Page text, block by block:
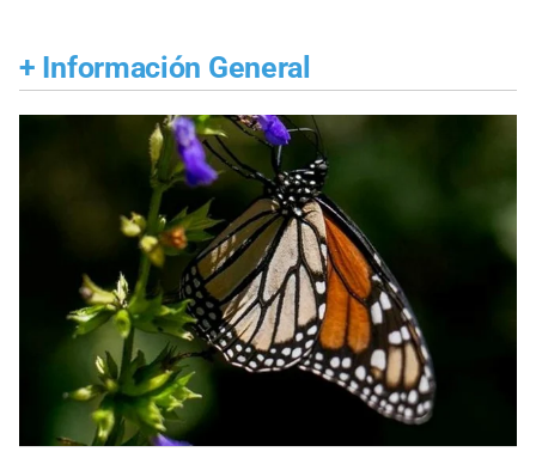
+ Información General